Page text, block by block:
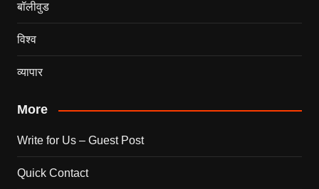
बॉलीवुड
विश्व
व्यापार
More
Write for Us – Guest Post
Quick Contact